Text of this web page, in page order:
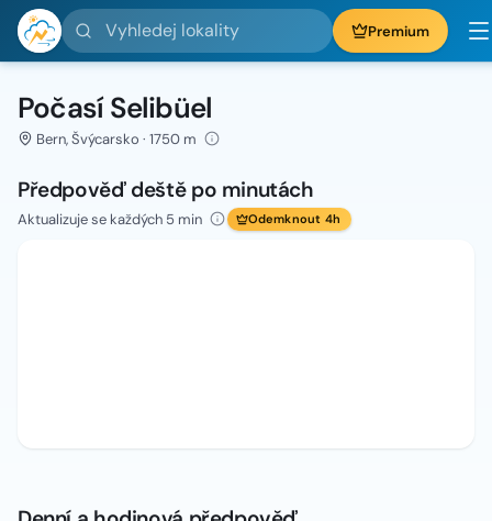
Vyhledej lokality Premium
Počasí Selibüel
Bern, Švýcarsko · 1750 m
Předpověď deště po minutách
Aktualizuje se každých 5 min Odemknout 4h